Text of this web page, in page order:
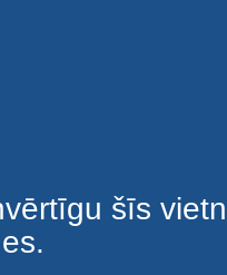
šīs